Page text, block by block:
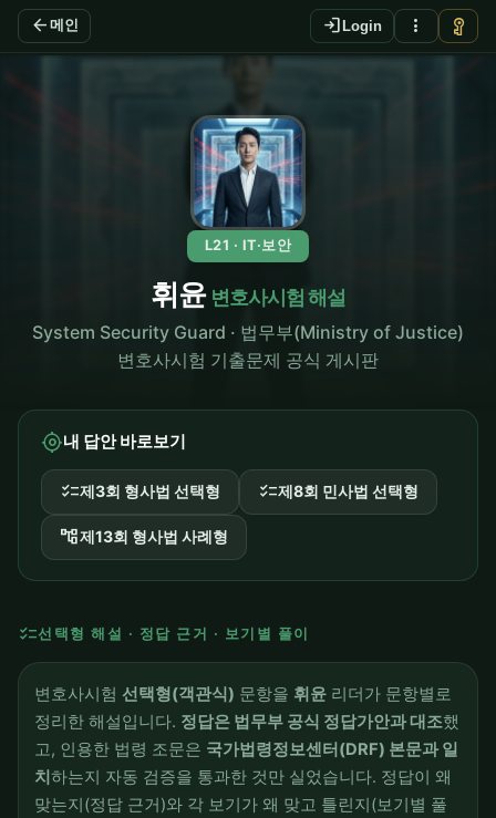
arrow_back 메인 login Login more_vert vpn_key
L21 · IT·보안
휘윤 변호사시험 해설
System Security Guard · 법무부(Ministry of Justice)
변호사시험 기출문제 공식 게시판
my_location내 답안 바로보기
checklist제3회 형사법 선택형 checklist제8회 민사법 선택형
account_tree제13회 형사법 사례형
checklist선택형 해설 · 정답 근거 · 보기별 풀이
변호사시험 선택형(객관식) 문항을 휘윤 리더가 문항별로
정리한 해설입니다. 정답은 법무부 공식 정답가안과 대조했
고, 인용한 법령 조문은 국가법령정보센터(DRF) 본문과 일
치하는지 자동 검증을 통과한 것만 실었습니다. 정답이 왜
맞는지(정답 근거)와 각 보기가 왜 맞고 틀린지(보기별 풀